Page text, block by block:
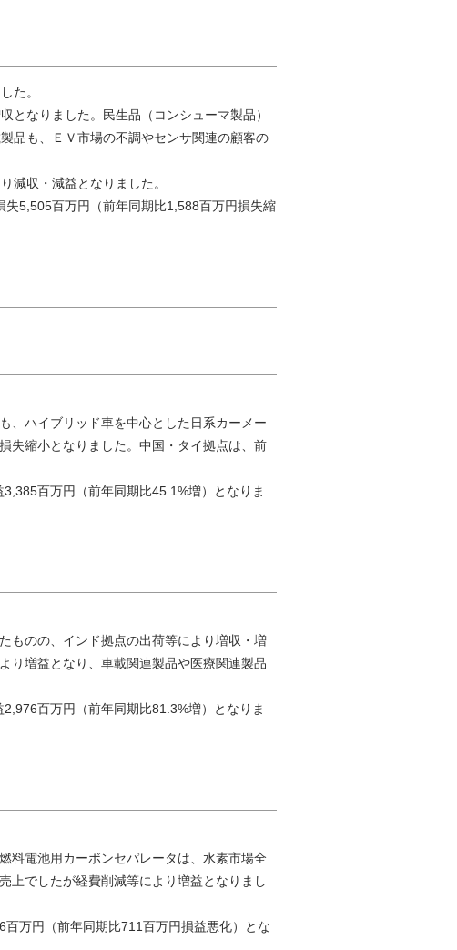
た。
となりました。民生品（コンシューマ製品）
品も、ＥＶ市場の不調やセンサ関連の顧客の
減収・減益となりました。
5,505百万円（前年同期比1,588百万円損失縮
、ハイブリッド車を中心とした日系カーメー
失縮小となりました。中国・タイ拠点は、前
百万円（前年同期比45.1%増）となりま
ものの、インド拠点の出荷等により増収・増
り増益となり、車載関連製品や医療関連製品
百万円（前年同期比81.3%増）となりま
料電池用カーボンセパレータは、水素市場全
上でしたが経費削減等により増益となりまし
万円（前年同期比711百万円損益悪化）とな